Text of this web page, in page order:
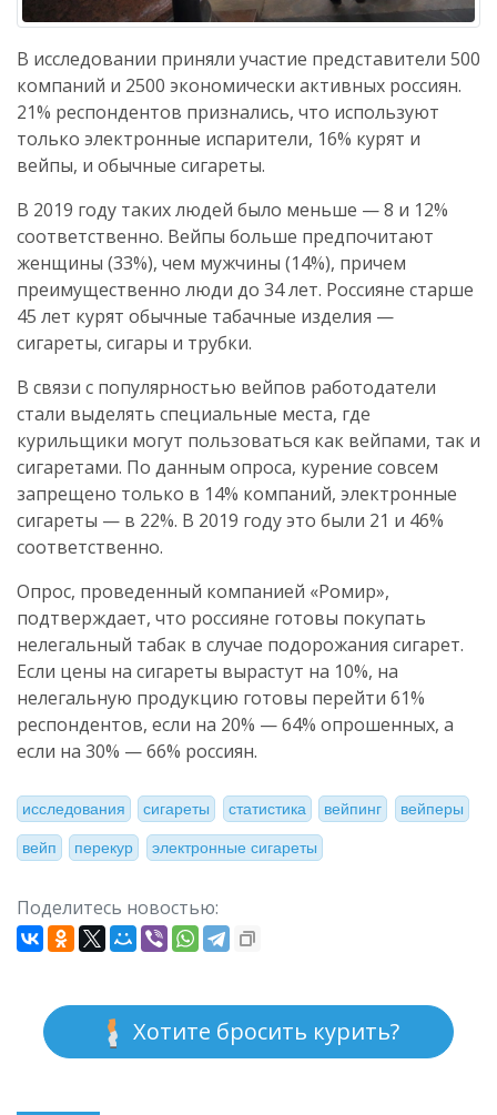
В исследовании приняли участие представители 500
компаний и 2500 экономически активных россиян.
21% респондентов признались, что используют
только электронные испарители, 16% курят и
вейпы, и обычные сигареты.
В 2019 году таких людей было меньше — 8 и 12%
соответственно. Вейпы больше предпочитают
женщины (33%), чем мужчины (14%), причем
преимущественно люди до 34 лет. Россияне старше
45 лет курят обычные табачные изделия —
сигареты, сигары и трубки.
В связи с популярностью вейпов работодатели
стали выделять специальные места, где
курильщики могут пользоваться как вейпами, так и
сигаретами. По данным опроса, курение совсем
запрещено только в 14% компаний, электронные
сигареты — в 22%. В 2019 году это были 21 и 46%
соответственно.
Опрос, проведенный компанией «Ромир»,
подтверждает, что россияне готовы покупать
нелегальный табак в случае подорожания сигарет.
Если цены на сигареты вырастут на 10%, на
нелегальную продукцию готовы перейти 61%
респондентов, если на 20% — 64% опрошенных, а
если на 30% — 66% россиян.
исследования сигареты статистика вейпинг вейперы
вейп перекур электронные сигареты
Поделитесь новостью:
Хотите бросить курить?